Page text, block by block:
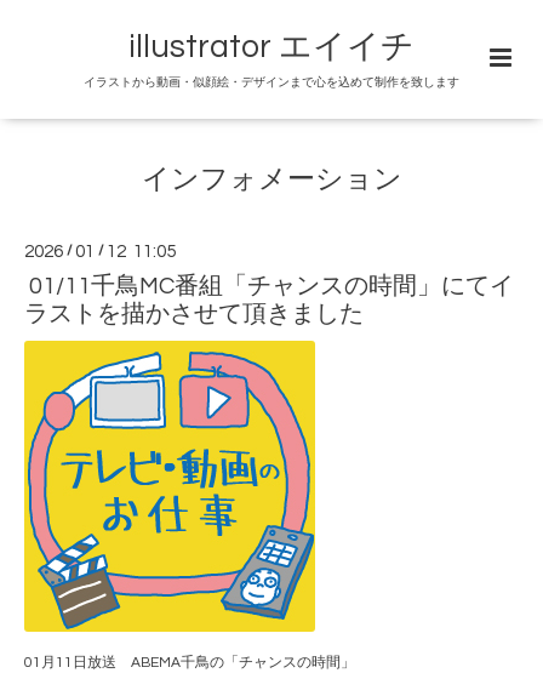
illustrator エイイチ
イラストから動画・似顔絵・デザインまで心を込めて制作を致します
インフォメーション
2026 /01 / 12 11:05
01/11千鳥MC番組「チャンスの時間」にてイ
ラストを描かさせて頂きました
01月11日放送 ABEMA千鳥の「チャンスの時間」